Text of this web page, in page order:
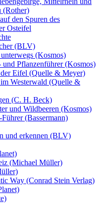
(Rother)
den Spuren des
Osteifel
(BLV)
(Kosmos)
Pflanzenführer (Kosmos)
Eifel (Quelle & Meyer)
Westerwald (Quelle &
(C. H. Beck)
und Wildbeeren (Kosmos)
(Bassermann)
und erkennen (BLV)
(Michael Müller)
Way (Conrad Stein Verlag)